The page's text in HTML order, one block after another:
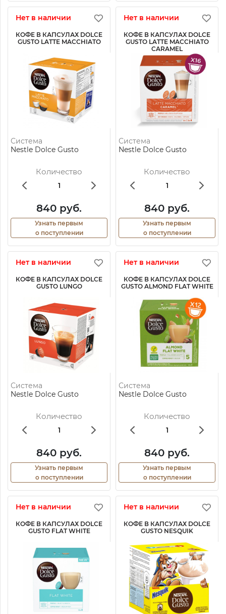
Нет в наличии
КОФЕ В КАПСУЛАХ DOLCE
GUSTO LATTE MACCHIATO
Система
Nestle Dolce Gusto
Количество
840 руб.
Узнать первым
о поступлении
Нет в наличии
КОФЕ В КАПСУЛАХ DOLCE
GUSTO LATTE MACCHIATO
CARAMEL
Система
Nestle Dolce Gusto
Количество
840 руб.
Узнать первым
о поступлении
Нет в наличии
КОФЕ В КАПСУЛАХ DOLCE
GUSTO LUNGO
Система
Nestle Dolce Gusto
Количество
840 руб.
Узнать первым
о поступлении
Нет в наличии
КОФЕ В КАПСУЛАХ DOLCE
GUSTO ALMOND FLAT WHITE
Система
Nestle Dolce Gusto
Количество
840 руб.
Узнать первым
о поступлении
Нет в наличии
КОФЕ В КАПСУЛАХ DOLCE
GUSTO FLAT WHITE
Нет в наличии
КОФЕ В КАПСУЛАХ DOLCE
GUSTO NESQUIK